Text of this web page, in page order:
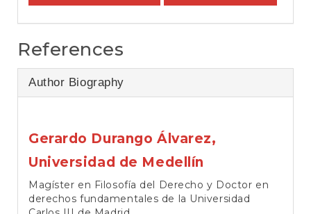
References
Author Biography
Gerardo Durango Álvarez,
Universidad de Medellín
Magíster en Filosofía del Derecho y Doctor en
derechos fundamentales de la Universidad